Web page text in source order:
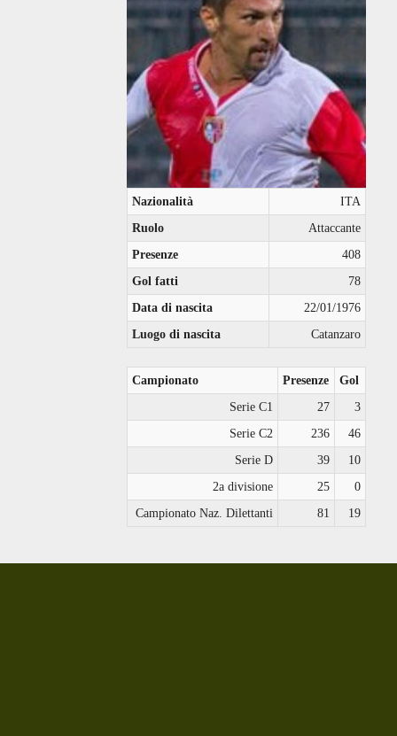
Nazionalità
ITA
Ruolo
Attaccante
Presenze
408
Gol fatti
78
Data di nascita
22/01/1976
Luogo di nascita
Catanzaro
Campionato Presenze
Gol
Serie C1
27
3
Serie C2
236
46
Serie D
39
10
2a divisione
25
0
Campionato Naz. Dilettanti
81 19